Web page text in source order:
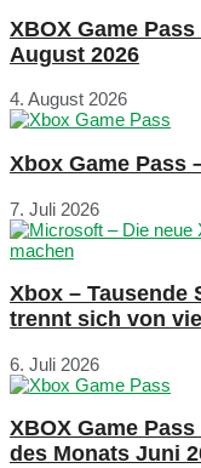
XBOX Game
August 2026
4. August 2026
Xbox Game Pass
7. Juli 2026
Xbox – Tausende
trennt sich von
6. Juli 2026
XBOX Game
des Monats Juni